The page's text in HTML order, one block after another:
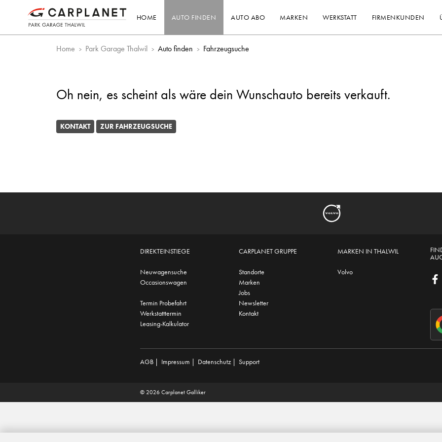
HOME AUTO FINDEN AUTO ABO MARKEN WERKSTATT FIRMENKUNDEN
Home Park Garage Thalwil Auto finden Fahrzeugsuche
Oh nein, es scheint als wäre dein Wunschauto bereits verkauft.
KONTAKT ZUR FAHRZEUGSUCHE
DIREKTEINSTIEGE
Neuwagensuche
Occasionswagen
Termin Probefahrt
Werkstatttermin
Leasing-Kalkulator
CARPLANET GRUPPE
Standorte
Marken
Jobs
Newsletter
Kontakt
MARKEN IN THALWIL
Volvo
AGB | Impressum | Datenschutz| Support
© 2026 Carplanet Galliker